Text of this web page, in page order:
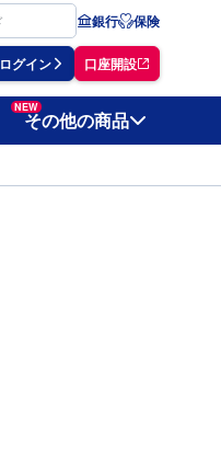
銀行 保険
ログイン 口座開設
NEW
その他の商品